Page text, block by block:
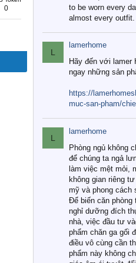
0
to be worn every
almost every outfit.
L
lamerhome
Hãy đến với lamer
ngay những sản
https://
muc-san-pham/
L
lamerhome
Phòng ngủ không
để chúng ta ngả
làm việc mệt mỏi,
không gian riêng
mỹ và phong cách
Để biến căn phòng
nghỉ dưỡng đích
nhà, việc đầu tư
phẩm chăn ga gối
điều vô cùng cần
phẩm này không